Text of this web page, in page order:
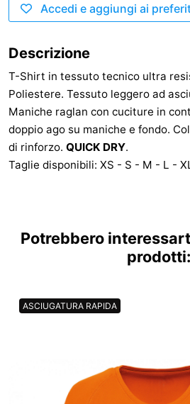
Accedi e aggiungi ai
Descrizione
T-Shirt in tessuto tecnico ultra
Poliestere. Tessuto leggero ad
Maniche raglan con cuciture in
doppio ago su maniche e fondo.
di rinforzo. QUICK DRY.
Taglie disponibili: XS - S - M - L -
Potrebbero
prodotti:
ASCIUGATURA RAPIDA